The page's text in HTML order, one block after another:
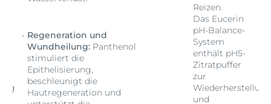
Regeneration und
Wundheilung:Panthenol
stimuliert die
Epithelisierung,
beschleunigt die
Hautregeneration und
Reizen.
Das Eucerin
pH-Balance-
System
enthält pH5-
Zitratpuffer
zur
Wiederherstellung
und